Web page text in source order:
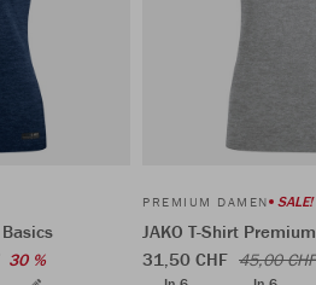
30 %
PREMIUM DAMEN SALE!
JAKO T-Shirt
31,50 CHF 45,00 CHF